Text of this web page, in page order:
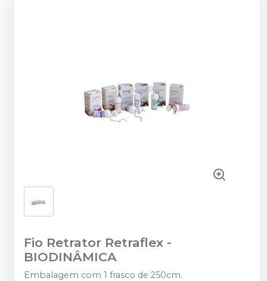
Fio Retrator Retraflex -
BIODINÂMICA
Embalagem com 1 frasco de 250cm.